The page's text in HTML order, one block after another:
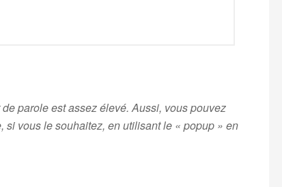
parole est assez élevé. Aussi, vous pouvez
vous le souhaitez, en utilisant le « popup » en